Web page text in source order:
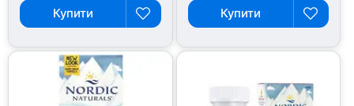
Купити Купити